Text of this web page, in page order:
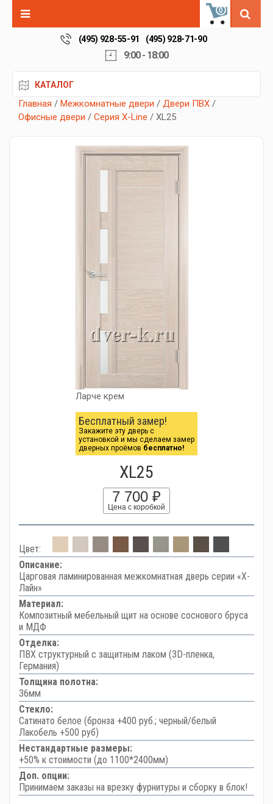
0
(495) 928-55-91 (495) 928-71-90
9:00 - 18:00
КАТАЛОГ
Главная / Межкомнатные двери / Двери ПВХ /
Офисные двери / Серия X-Line / XL25
Ларче крем
Бесплатный замер!
Закажите эту дверь с
установкой и мы сделаем замер
дверных проёмов бесплатно!
XL25
7 700 ₽
Цена с коробкой
Цвет:
Описание:
Царговая ламинированная межкомнатная дверь серии «Х-
Лайн»
Материал:
Композитный мебельный щит на основе соснового бруса
и МДФ
Отделка:
ПВХ структурный с защитным лаком (3D-пленка,
Германия)
Толщина полотна:
36мм
Стекло:
Сатинато белое (бронза +400 руб.; черный/белый
Лакобель +500 руб)
Нестандартные размеры:
+50% к стоимости (до 1100*2400мм)
Доп. опции:
Принимаем заказы на врезку фурнитуры и сборку в блок!